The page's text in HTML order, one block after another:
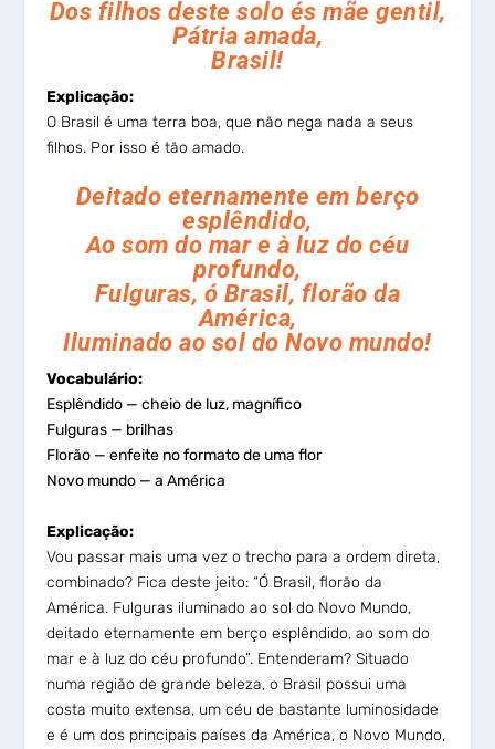
Dos filhos deste solo és mãe gentil,
Pátria amada,
Brasil!
Explicação:
O Brasil é uma terra boa, que não nega nada a seus
filhos. Por isso é tão amado.
Deitado eternamente em berço
esplêndido,
Ao som do mar e à luz do céu
profundo,
Fulguras, ó Brasil, florão da
América,
Iluminado ao sol do Novo mundo!
Vocabulário:
Esplêndido — cheio de luz, magnífico
Fulguras — brilhas
Florão — enfeite no formato de uma flor
Novo mundo — a América
Explicação:
Vou passar mais uma vez o trecho para a ordem direta,
combinado? Fica deste jeito: “Ó Brasil, florão da
América. Fulguras iluminado ao sol do Novo Mundo,
deitado eternamente em berço esplêndido, ao som do
mar e à luz do céu profundo”. Entenderam? Situado
numa região de grande beleza, o Brasil possui uma
costa muito extensa, um céu de bastante luminosidade
e é um dos principais países da América, o Novo Mundo,